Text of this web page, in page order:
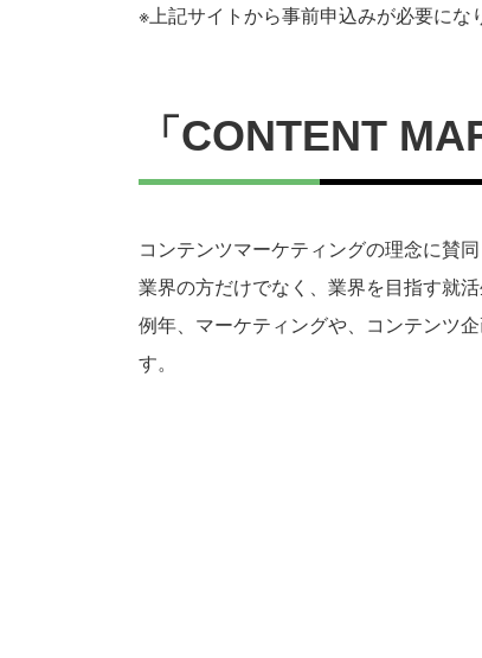
※上記サイトから事前申込みが必要にな
「CONTENT
コンテンツマーケティングの理念に賛
業界の方だけでなく、業界を目指す就
例年、マーケティングや、コンテンツ
す。